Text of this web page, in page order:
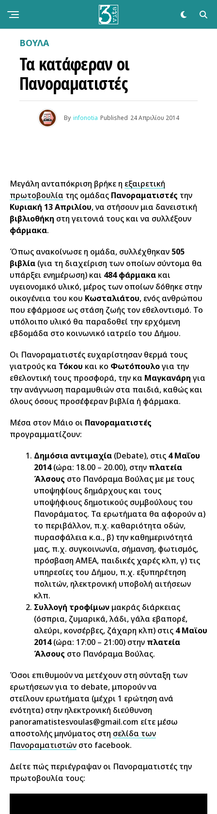
ΒΟΥΛΑ
Τα κατάφεραν οι
Πανοραματιστές
By infonotia Published 24 Απριλίου 2014
Μεγάλη ανταπόκριση βρήκε η εξαιρετική
πρωτοβουλία της ομάδας Πανοραματιστές την
Κυριακή 13 Απριλίου, να στήσουν μια δανειστική
βιβλιοθήκη στη γειτονιά τους και να συλλέξουν
φάρμακα.
Όπως ανακοίνωσε η ομάδα, συλλέχθηκαν 505
βιβλία (για τη διαχείριση των οποίων σύντομα θα
υπάρξει ενημέρωση) και 484 φάρμακα και
υγειονομικό υλικό, μέρος των οποίων δόθηκε στην
οικογένεια του κου Κωσταλιάτου, ενός ανθρώπου
που εφάρμοσε ως στάση ζωής τον εθελοντισμό. Το
υπόλοιπο υλικό θα παραδοθεί την ερχόμενη
εβδομάδα στο κοινωνικό ιατρείο του Δήμου.
Οι Πανοραματιστές ευχαρίστησαν θερμά τους
γιατρούς κα Τόκου και κο Φωτόπουλογια την
εθελοντική τους προσφορά, την κα Μαγκανάρη για
την ανάγνωση παραμυθιών στα παιδιά, καθώς και
όλους όσους προσέφεραν βιβλία ή φάρμακα.
Μέσα στον Μάιο οι Πανοραματιστές
προγραμματίζουν:
Δημόσια αντιμαχία (Debate), στις 4 Μαΐου
2014(ώρα: 18.00 – 20.00), στην πλατεία
Άλσους στο Πανόραμα Βούλας με με τους
υποψηφίους δημάρχους και τους
υποψήφιους δημοτικούς συμβούλους του
Πανοράματος. Τα ερωτήματα θα αφορούν α)
το περιβάλλον, π.χ. καθαριότητα οδών,
πυρασφάλεια κ.α., β) την καθημερινότητά
μας, π.χ. συγκοινωνία, σήμανση, φωτισμός,
πρόσβαση ΑΜΕΑ, παιδικές χαρές κλπ, γ) τις
υπηρεσίες του Δήμου, π.χ. εξυπηρέτηση
πολιτών, ηλεκτρονική υποβολή αιτήσεων
κλπ.
Συλλογή τροφίμων μακράς διάρκειας
(όσπρια, ζυμαρικά, λάδι, γάλα εβαπορέ,
αλεύρι, κονσέρβες, ζάχαρη κλπ) στις 4 Μαϊου
2014(ώρα: 17:00 – 21:00) στην πλατεία
Άλσους στο Πανόραμα Βούλας.
Όσοι επιθυμούν να μετέχουν στη σύνταξη των
ερωτήσεων για το debate, μπορούν να
στείλουν ερωτήματα (μέχρι 1 ερώτηση ανά
ενότητα) στην ηλεκτρονική διεύθυνση
panoramatistesvoulas@gmail.com είτε μέσω
αποστολής μηνύματος στη σελίδα των
Πανοραματιστών στο facebook.
Δείτε πώς περιέγραψαν οι Πανοραματιστές την
πρωτοβουλία τους: